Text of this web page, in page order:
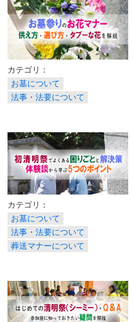
お墓について
法事・法要について
お墓について
法事・法要について
葬送マナーについて